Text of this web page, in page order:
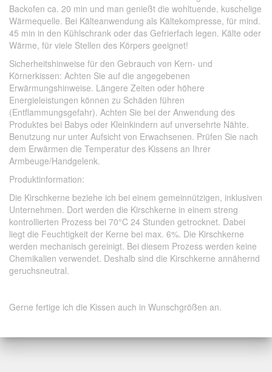
Backofen ca. 20 min und man genießt die wohltuende, kuschelige
Wärmequelle. Bei Kälteanwendung als Kältekompresse, für mind.
45 min in den Kühlschrank oder das Gefrierfach legen. Kälte oder
Wärme, für viele Stellen des Körpers geeignet!
Sicherheitshinweise für den Gebrauch von Kern- und
Körnerkissen: Achten Sie auf die angegebenen
Erwärmungshinweise. Längere Zeiten oder höhere
Energieleistungen können zu Schäden führen
(Entflammungsgefahr). Achten Sie bei der Anwendung des
Produktes bei Babys oder Kleinkindern auf unversehrte Nähte.
Benutzung nur unter Aufsicht von Erwachsenen. Prüfen Sie nach
dem Erwärmen die Temperatur des Kissens an Ihrer
Armbeuge/Handgelenk.
Produktinformation:
Die Kirschkerne beziehe ich bei einem gemeinnützigen, inklusiven
Unternehmen. Dort werden die Kirschkerne in einem streng
kontrollierten Prozess bei 70°C 24 Stunden getrocknet. Dabei
liegt die Feuchtigkeit der Kerne bei max. 6%. Die Kirschkerne
werden mechanisch gereinigt. Bei diesem Prozess werden keine
Chemikalien verwendet. Deshalb sind die Kirschkerne annähernd
geruchsneutral.
Gerne fertige ich die Kissen auch in Wunschgrößen an.